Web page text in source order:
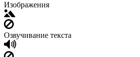
Изображения
Озвучивание текста